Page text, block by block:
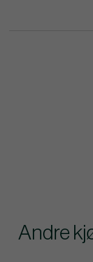
Andre